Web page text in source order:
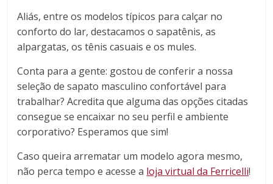
Aliás, entre os modelos típicos para calçar no
conforto do lar, destacamos o sapatênis, as
alpargatas, os tênis casuais e os mules.
Conta para a gente: gostou de conferir a nossa
seleção de sapato masculino confortável para
trabalhar? Acredita que alguma das opções citadas
consegue se encaixar no seu perfil e ambiente
corporativo? Esperamos que sim!
Caso queira arrematar um modelo agora mesmo,
não perca tempo e acesse a loja virtual da Ferricelli!